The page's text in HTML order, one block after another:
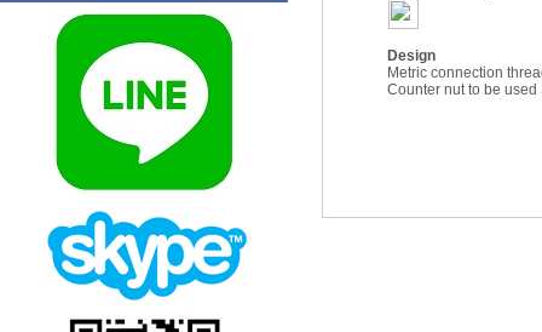
Design
Metric connection
Counter nut to be